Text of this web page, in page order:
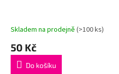
Skladem na prodejně (>100 ks)
50 Kč
Do košíku